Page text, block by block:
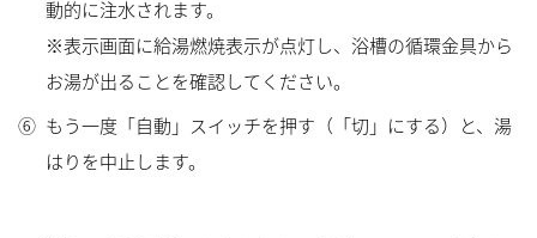
動的に注水されます。
※表示画面に給湯燃焼表示が点灯し、浴槽の循環金具から
お湯が出ることを確認してください。
⑥ もう一度「自動」スイッチを押す（「切」にする）と、湯
はりを中止します。